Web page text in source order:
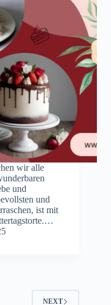
wir alle
und
und
ist mit
NEXT